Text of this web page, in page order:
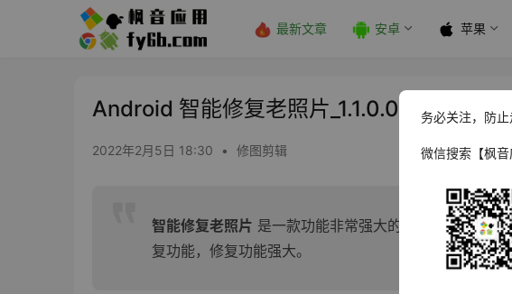
最新文章 安卓 苹果
Android 智能修复老照片_1.1.0.0
2022年2月5日 18:30 • 修图剪辑
智能修复老照片 是一款功能非常强大的手机 照片修复服
复功能，修复功能强大。
务必关注，防
微信搜索【枫